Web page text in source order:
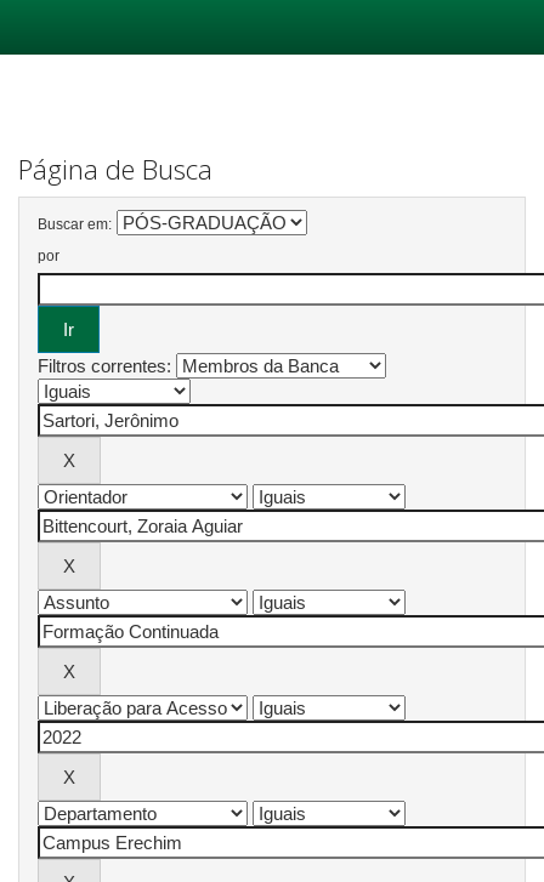
Página de Busca
Buscar em:
por
Filtros correntes: